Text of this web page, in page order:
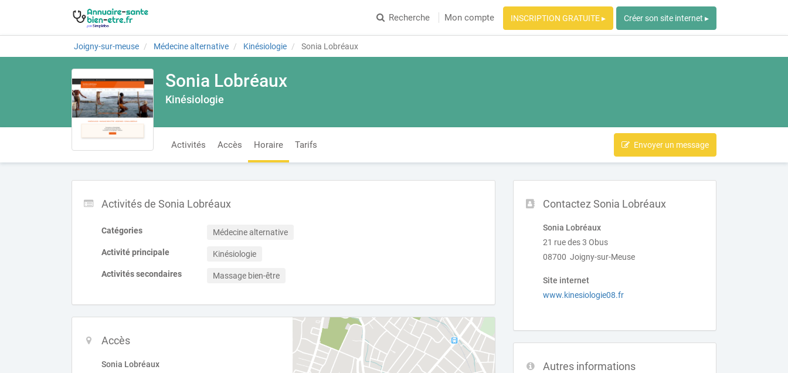
Recherche Mon compte INSCRIPTION GRATUITE ▸ Créer son site internet ▸
Joigny-sur-meuse Médecine alternative Kinésiologie Sonia Lobréaux
Sonia Lobréaux
Kinésiologie
Activités Accès Horaire Tarifs Envoyer un message
Contactez Sonia Lobréaux
Sonia Lobréaux
21 rue des 3 Obus
08700 Joigny-sur-Meuse
Site internet
www.kinesiologie08.fr
Autres informations
Activités de Sonia Lobréaux
Catégories Médecine alternative
Activité principale Kinésiologie
Activités secondaires Massage bien-être
Accès
Sonia Lobréaux